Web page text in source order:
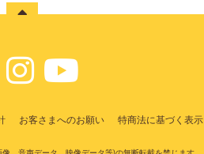
お客さまへのお願い 特商法に基づく表示